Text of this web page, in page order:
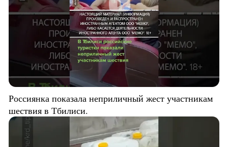
Россиянка показала неприличный жест участникам
шествия в Тбилиси.